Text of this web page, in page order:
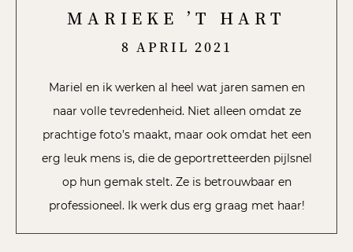
MARIEKE ’T HART
8 APRIL 2021
Mariel en ik werken al heel wat jaren samen en
naar volle tevredenheid. Niet alleen omdat ze
prachtige foto’s maakt, maar ook omdat het een
erg leuk mens is, die de geportretteerden pijlsnel
op hun gemak stelt. Ze is betrouwbaar en
professioneel. Ik werk dus erg graag met haar!